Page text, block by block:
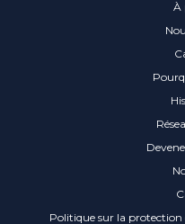
À
Politique sur la protection